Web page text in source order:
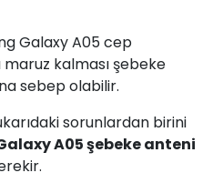
Galaxy A05 cep
maruz kalması şebeke
sebep olabilir.
sorunlardan birini
A05 şebeke anteni